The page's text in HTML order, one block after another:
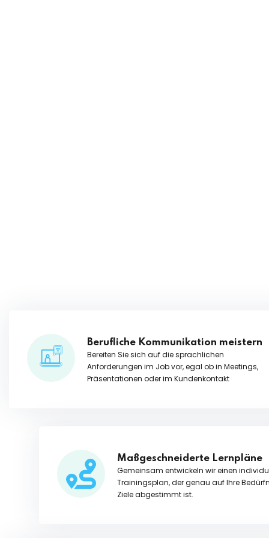
Berufliche Kommunikation meistern
Bereiten Sie sich auf die sprachlichen
Anforderungen im Job vor, egal ob in Meetings,
Präsentationen oder im Kundenkontakt
Maßgeschneiderte Lernpläne
Gemeinsam entwickeln wir einen
Trainingsplan, der genau auf Ihre
Ziele abgestimmt ist.